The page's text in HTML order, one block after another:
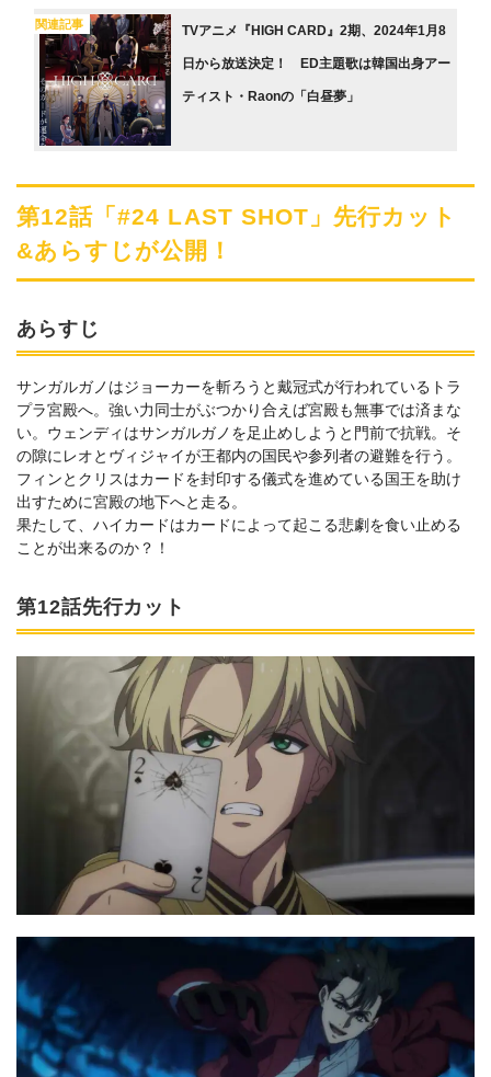
関連記事 TVアニメ『HIGH CARD』2期、2024年1月8
日から放送決定！ ED主題歌は韓国出身アー
ティスト・Raonの「白昼夢」
第12話「#24 LAST SHOT」先行カット
&あらすじが公開！
あらすじ
サンガルガノはジョーカーを斬ろうと戴冠式が行われているトラ
プラ宮殿へ。強い力同士がぶつかり合えば宮殿も無事では済まな
い。ウェンディはサンガルガノを足止めしようと門前で抗戦。そ
の隙にレオとヴィジャイが王都内の国民や参列者の避難を行う。
フィンとクリスはカードを封印する儀式を進めている国王を助け
出すために宮殿の地下へと走る。
果たして、ハイカードはカードによって起こる悲劇を食い止める
ことが出来るのか？！
第12話先行カット